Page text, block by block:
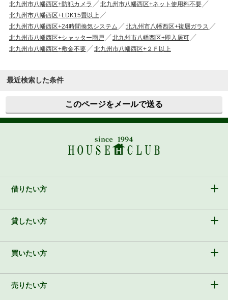
北九州市八幡西区+防犯カメラ
北九州市八幡西区+ネット使用料不要
北九州市八幡西区+LDK15畳以上
北九州市八幡西区+24時間換気システム
北九州市八幡西区+複層ガラス
北九州市八幡西区+シャッター雨戸
北九州市八幡西区+即入居可
北九州市八幡西区+敷金不要
北九州市八幡西区+２Ｆ以上
最近検索した条件
このページをメールで送る
借りたい方
貸したい方
買いたい方
売りたい方